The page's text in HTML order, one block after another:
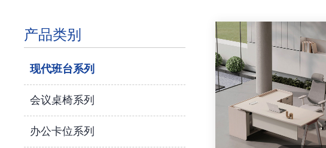
产品类别
现代班台系列
会议桌椅系列
办公卡位系列